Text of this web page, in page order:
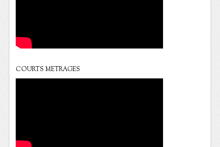
COURTS METRAGES